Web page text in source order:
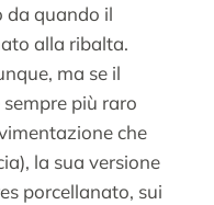
da quando il
alla ribalta.
ma se il
più raro
che
la sua versione
porcellanato, sui